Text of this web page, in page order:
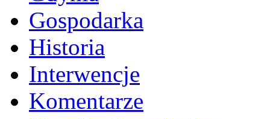
Gospodarka
Historia
Interwencje
Komentarze